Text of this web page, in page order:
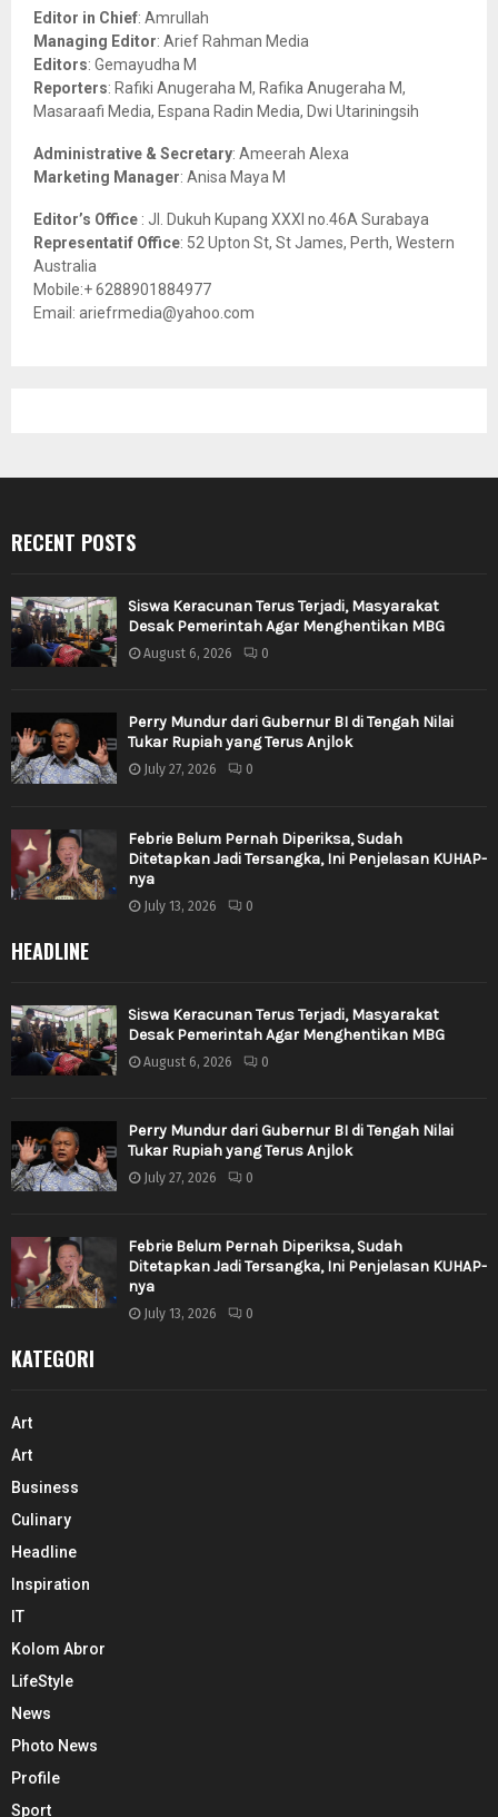
o
r
:
Editor in Chief: Amrullah
Managing Editor: Arief Rahman Media
Editors: Gemayudha M
Reporters: Rafiki Anugeraha M, Rafika Anugeraha M,
Masaraafi Media, Espana Radin Media, Dwi Utariningsih
Administrative & Secretary: Ameerah Alexa
Marketing Manager: Anisa Maya M
Editor’s Office : Jl. Dukuh Kupang XXXI no.46A Surabaya
Representatif Office: 52 Upton St, St James, Perth, Western
Australia
Mobile:+ 6288901884977
Email: ariefrmedia@yahoo.com
RECENT POSTS
Siswa Keracunan Terus Terjadi, Masyarakat
Desak Pemerintah Agar Menghentikan MBG
August 6, 2026 0
Perry Mundur dari Gubernur BI di Tengah Nilai
Tukar Rupiah yang Terus Anjlok
July 27, 2026 0
Febrie Belum Pernah Diperiksa, Sudah
Ditetapkan Jadi Tersangka, Ini Penjelasan KUHAP-
nya
July 13, 2026 0
HEADLINE
Siswa Keracunan Terus Terjadi, Masyarakat
Desak Pemerintah Agar Menghentikan MBG
August 6, 2026 0
Perry Mundur dari Gubernur BI di Tengah Nilai
Tukar Rupiah yang Terus Anjlok
July 27, 2026 0
Febrie Belum Pernah Diperiksa, Sudah
Ditetapkan Jadi Tersangka, Ini Penjelasan KUHAP-
nya
July 13, 2026 0
KATEGORI
Art
Art
Business
Culinary
Headline
Inspiration
IT
Kolom Abror
LifeStyle
News
Photo News
Profile
Sport